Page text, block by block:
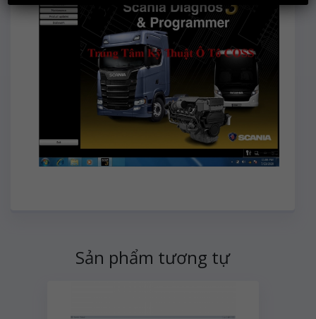
Sản phẩm tương tự